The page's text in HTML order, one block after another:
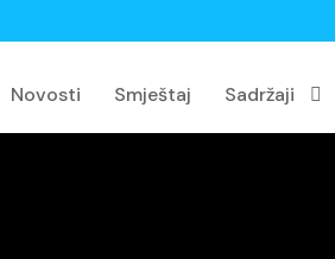
Novosti Smještaj Sadržaji